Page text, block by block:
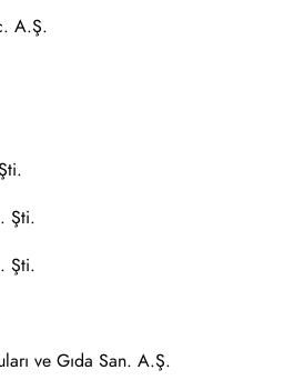
A.Ş.
Şti.
Şti.
ve Gıda San. A.Ş.